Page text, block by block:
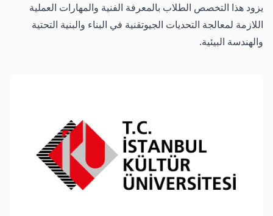
يزود هذا التخصص الطلاب بالمعرفة الفنية والمهارات العملية
اللازمة لمعالجة التحديات الجيوتقنية في البناء والبنية التحتية
والهندسة البيئية.